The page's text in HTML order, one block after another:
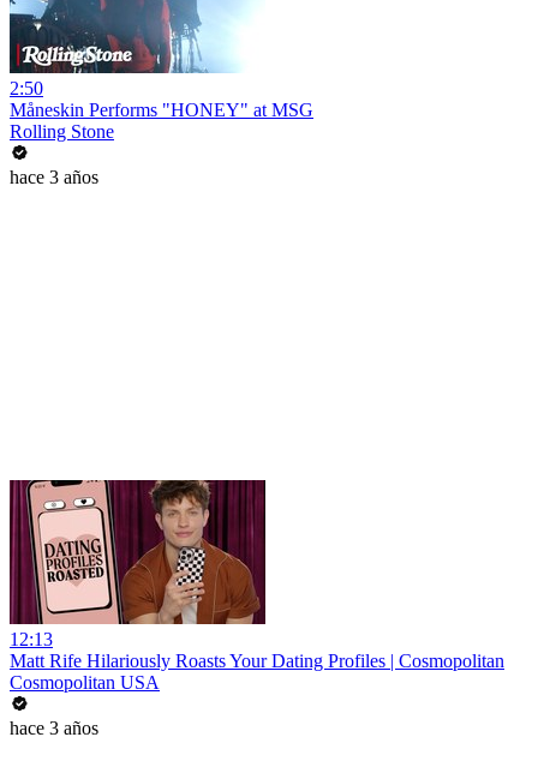
2:50
Måneskin Performs "HONEY" at MSG
Rolling Stone
hace 3 años
12:13
Matt Rife Hilariously Roasts Your Dating Profiles | Cosmopolitan
Cosmopolitan USA
hace 3 años